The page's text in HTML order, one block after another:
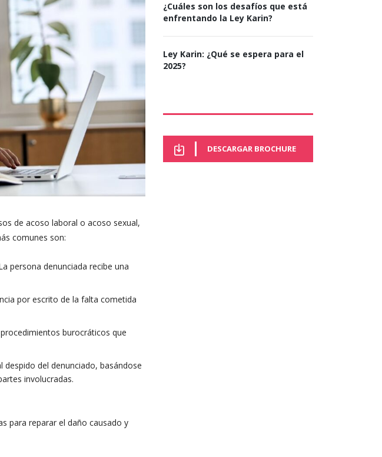
de acoso laboral o acoso sexual,
comunes son:
persona denunciada recibe una
por escrito de la falta cometida
burocráticos que
del denunciado, basándose
involucradas.
para reparar el daño causado y
¿Cuáles son los desafíos que está
enfrentando la Ley Karin?
Ley Karin: ¿Qué se espera para el
2025?
DESCARGAR BROCHURE